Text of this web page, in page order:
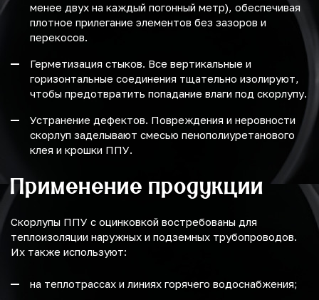
менее двух на каждый погонный метр), обеспечивая
плотное прилегание элементов без зазоров и
перекосов.
Герметизация стыков. Все вертикальные и
горизонтальные соединения тщательно изолируют,
чтобы предотвратить попадание влаги под скорлупу.
Устранение дефектов. Повреждения и неровности
скорлуп заделывают смесью пенополиуретанового
клея и крошки ППУ.
Применение продукции
Скорлупы ППУ с оцинковкой востребованы для
теплоизоляции наружных и подземных трубопроводов.
Их также используют:
на теплотрассах и линиях горячего водоснабжения;